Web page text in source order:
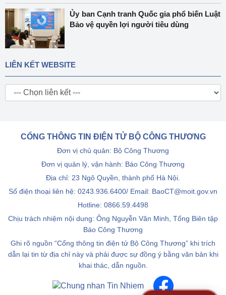
Ủy ban Cạnh tranh Quốc gia phổ biến Luật
Bảo vệ quyền lợi người tiêu dùng
LIÊN KẾT WEBSITE
CỔNG THÔNG TIN ĐIỆN TỬ BỘ CÔNG THƯƠNG
Đơn vị chủ quản: Bộ Công Thương
Đơn vị quản lý, vận hành: Báo Công Thương
Địa chỉ: 23 Ngô Quyền, thành phố Hà Nội.
Số điện thoại liên hệ: 0243.936.6400/ Email: BaoCT@moit.gov.vn
Hotline: 0866.59.4498
Chịu trách nhiệm nội dung: Ông Nguyễn Văn Minh, Tổng Biên tập
Báo Công Thương
Ghi rõ nguồn “Cổng thông tin điện tử Bộ Công Thương” khi trích
dẫn lại tin từ địa chỉ này và phải được sự đồng ý bằng văn bản khi
khai thác, dẫn nguồn.